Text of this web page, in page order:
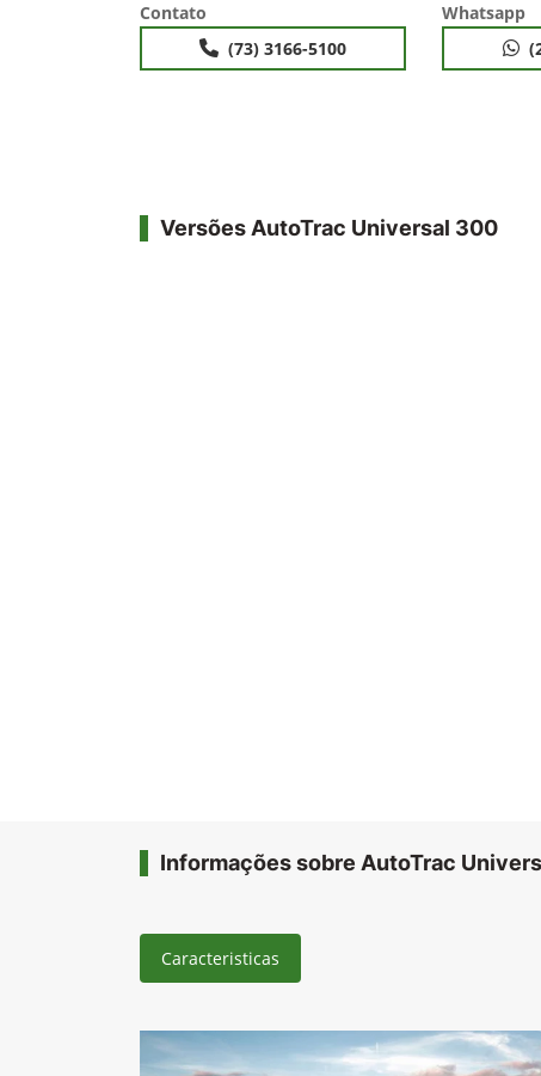
Contato
(73) 3166-5100
Whatsapp
Versões AutoTrac Universal 300
Informações sobre AutoTrac
Caracteristicas